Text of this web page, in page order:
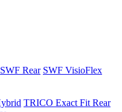
SWF Rear SWF VisioFlex
TRICO Exact Fit Rear